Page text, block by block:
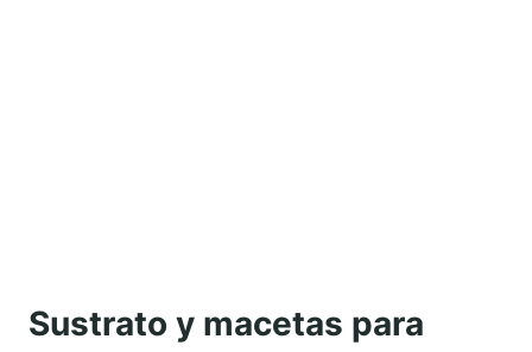
Sustrato y macetas para